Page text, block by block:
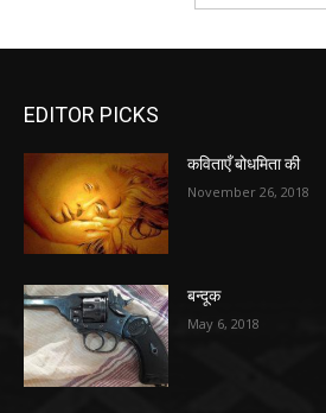
EDITOR PICKS
कविताएँ बोधमिता की
November 26, 2018
बन्दूक
May 6, 2018